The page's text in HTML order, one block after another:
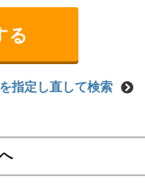
指定し直して検索